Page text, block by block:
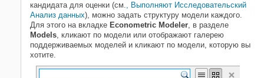
Econometrics Toolbox
Условные модели отклонения
Модель GARCH
кандидата для оценки (см., Выполняют Исследовательский
Анализ данных), можно задать структуру модели каждого.
Для этого на вкладке Econometric Modeler, в разделе
Models, кликают по модели или отображают галерею
поддерживаемых моделей и кликают по модели, которую вы
хотите.